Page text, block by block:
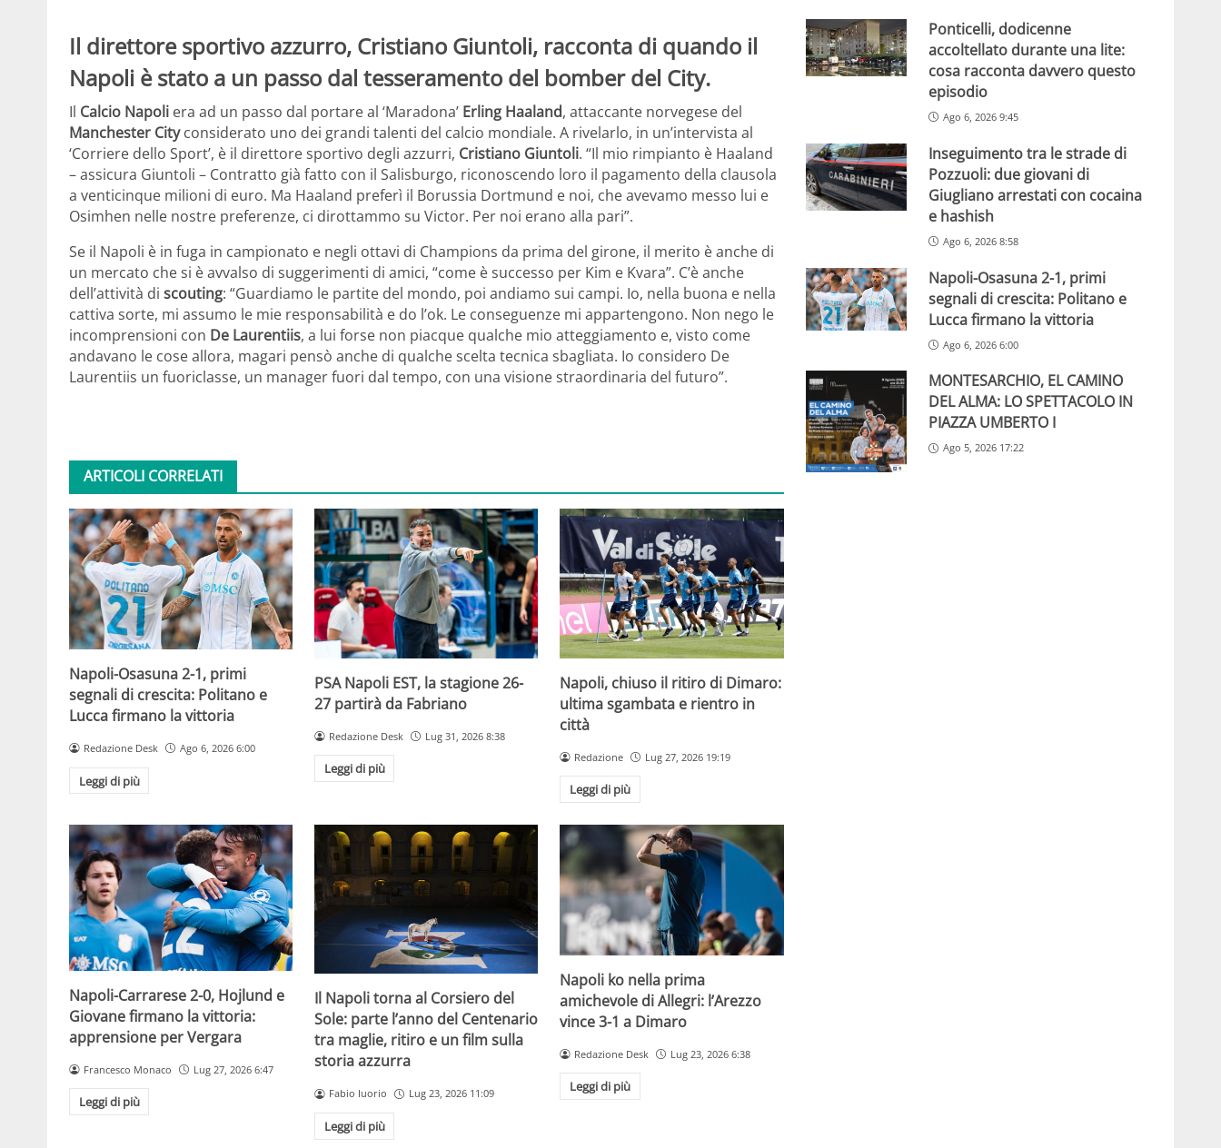
Il direttore sportivo azzurro, Cristiano Giuntoli, racconta di quando il
Napoli è stato a un passo dal tesseramento del bomber del City.
Il Calcio Napoli era ad un passo dal portare al ‘Maradona’ Erling Haaland, attaccante norvegese del
Manchester Cityconsiderato uno dei grandi talenti del calcio mondiale. A rivelarlo, in un’intervista al
‘Corriere dello Sport’, è il direttore sportivo degli azzurri, Cristiano Giuntoli. “Il mio rimpianto è Haaland
– assicura Giuntoli – Contratto già fatto con il Salisburgo, riconoscendo loro il pagamento della clausola
a venticinque milioni di euro. Ma Haaland preferì il Borussia Dortmund e noi, che avevamo messo lui e
Osimhen nelle nostre preferenze, ci dirottammo su Victor. Per noi erano alla pari”.
Se il Napoli è in fuga in campionato e negli ottavi di Champions da prima del girone, il merito è anche di
un mercato che si è avvalso di suggerimenti di amici, “come è successo per Kim e Kvara”. C’è anche
dell’attività di scouting: “Guardiamo le partite del mondo, poi andiamo sui campi. Io, nella buona e nella
cattiva sorte, mi assumo le mie responsabilità e do l’ok. Le conseguenze mi appartengono. Non nego le
incomprensioni con De Laurentiis, a lui forse non piacque qualche mio atteggiamento e, visto come
andavano le cose allora, magari pensò anche di qualche scelta tecnica sbagliata. Io considero De
Laurentiis un fuoriclasse, un manager fuori dal tempo, con una visione straordinaria del futuro”.
ARTICOLI CORRELATI
Napoli-Osasuna 2-1, primi
segnali di crescita: Politano e
Lucca firmano la vittoria
Redazione Desk Ago 6, 2026 6:00
Leggi di più
PSA Napoli EST, la stagione 26-
27 partirà da Fabriano
Redazione Desk Lug 31, 2026 8:38
Leggi di più
Napoli, chiuso il ritiro di Dimaro:
ultima sgambata e rientro in
città
Redazione Lug 27, 2026 19:19
Leggi di più
Napoli-Carrarese 2-0, Hojlund e
Giovane firmano la vittoria:
apprensione per Vergara
Francesco Monaco Lug 27, 2026 6:47
Leggi di più
Il Napoli torna al Corsiero del
Sole: parte l’anno del Centenario
tra maglie, ritiro e un film sulla
storia azzurra
Fabio Iuorio Lug 23, 2026 11:09
Leggi di più
Napoli ko nella prima
amichevole di Allegri: l’Arezzo
vince 3-1 a Dimaro
Redazione Desk Lug 23, 2026 6:38
Leggi di più
Ponticelli, dodicenne
accoltellato durante una lite:
cosa racconta davvero questo
episodio
Ago 6, 2026 9:45
Inseguimento tra le strade di
Pozzuoli: due giovani di
Giugliano arrestati con cocaina
e hashish
Ago 6, 2026 8:58
Napoli-Osasuna 2-1, primi
segnali di crescita: Politano e
Lucca firmano la vittoria
Ago 6, 2026 6:00
MONTESARCHIO, EL CAMINO
DEL ALMA: LO SPETTACOLO IN
PIAZZA UMBERTO I
Ago 5, 2026 17:22